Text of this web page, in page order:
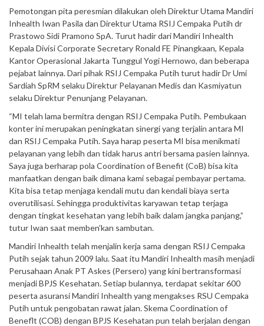
Pemotongan pita peresmian dilakukan oleh Direktur Utama Mandiri
Inhealth Iwan Pasila dan Direktur Utama RSIJ Cempaka Putih dr
Prastowo Sidi Pramono SpA. Turut hadir dari Mandiri Inhealth
Kepala Divisi Corporate Secretary Ronald FE Pinangkaan, Kepala
Kantor Operasional Jakarta Tunggul Yogi Hernowo, dan beberapa
pejabat lainnya. Dari pihak RSIJ Cempaka Putih turut hadir Dr Umi
Sardiah SpRM selaku Direktur Pelayanan Medis dan Kasmiyatun
selaku Direktur Penunjang Pelayanan.
“MI telah lama bermitra dengan RSIJ Cempaka Putih. Pembukaan
konter ini merupakan peningkatan sinergi yang terjalin antara MI
dan RSIJ Cempaka Putih. Saya harap peserta MI bisa menikmati
pelayanan yang lebih dan tidak harus antri bersama pasien lainnya.
Saya juga berharap pola Coordination of Benefit (CoB) bisa kita
manfaatkan dengan baik dimana kami sebagai pembayar pertama.
Kita bisa tetap menjaga kendali mutu dan kendali biaya serta
overutilisasi. Sehingga produktivitas karyawan tetap terjaga
dengan tingkat kesehatan yang lebih baik dalam jangka panjang,”
tutur Iwan saat memben’kan sambutan.
Mandiri Inhealth telah menjalin kerja sama dengan RSIJ Cempaka
Putih sejak tahun 2009 lalu. Saat itu Mandiri Inhealth masih menjadi
Perusahaan Anak PT Askes (Persero) yang kini bertransformasi
menjadi BPJS Kesehatan. Setiap bulannya, terdapat sekitar 600
peserta asuransi Mandiri Inhealth yang mengakses RSU Cempaka
Putih untuk pengobatan rawat jalan. Skema Coordination of
Beneflt (COB) dengan BPJS Kesehatan pun telah berjalan dengan